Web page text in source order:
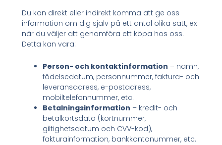
Du kan direkt eller indirekt komma att ge oss
information om dig själv på ett antal olika sätt, ex
när du väljer att genomföra ett köpa hos oss.
Detta kan vara:
Person- och kontaktinformation – namn,
födelsedatum, personnummer, faktura- och
leveransadress, e-postadress,
mobiltelefonnummer, etc.
Betalningsinformation – kredit- och
betalkortsdata (kortnummer,
giltighetsdatum och CVV-kod),
fakturainformation, bankkontonummer, etc.